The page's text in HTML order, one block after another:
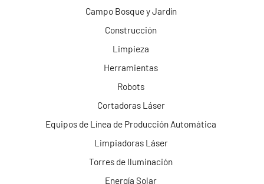
Campo Bosque y Jardín
Construcción
Limpieza
Herramientas
Robots
Cortadoras Láser
Equipos de Línea de Producción Automática
Limpiadoras Láser
Torres de Iluminación
Energía Solar